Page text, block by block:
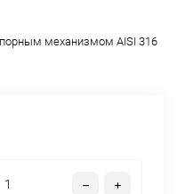
механизмом AISI 316